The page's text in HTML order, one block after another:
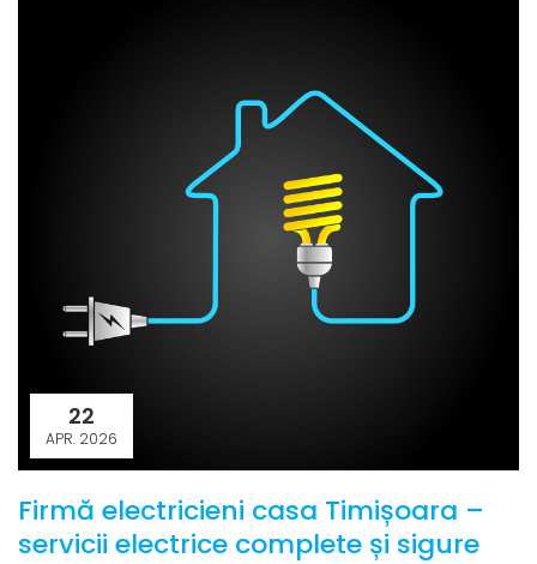
22
APR. 2026
Firmă electricieni casa Timișoara –
servicii electrice complete și sigure